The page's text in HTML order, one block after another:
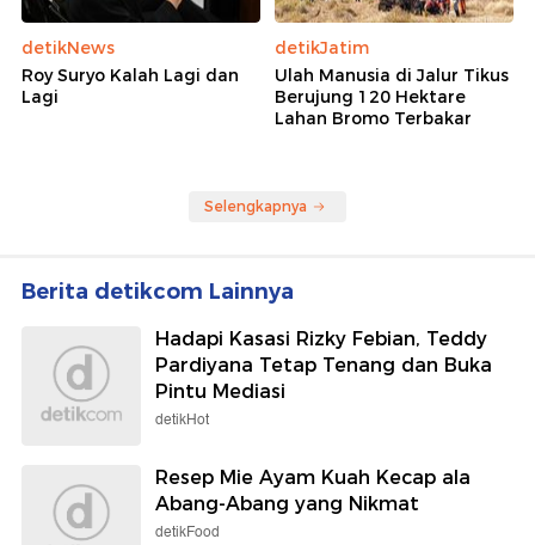
detikNews
Roy Suryo Kalah Lagi dan
Lagi
detikJatim
Ulah Manusia di Jalur Tikus
Berujung 120 Hektare
Lahan Bromo Terbakar
Selengkapnya
Berita detikcom Lainnya
Hadapi Kasasi Rizky Febian, Teddy
Pardiyana Tetap Tenang dan Buka
Pintu Mediasi
detikHot
Resep Mie Ayam Kuah Kecap ala
Abang-Abang yang Nikmat
detikFood